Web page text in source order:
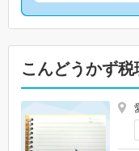
こんどうかず